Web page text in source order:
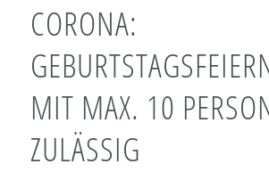
CORONA:
MIT MAX. 10
ZULÄSSIG